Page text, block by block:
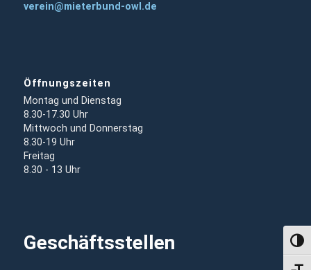
verein@mieterbund-owl.de
Öffnungszeiten
Montag und Dienstag
8.30-17.30 Uhr
Mittwoch und Donnerstag
8.30-19 Uhr
Freitag
8.30 - 13 Uhr
Geschäftsstellen